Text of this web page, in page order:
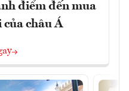
điểm đến mua
của châu Á